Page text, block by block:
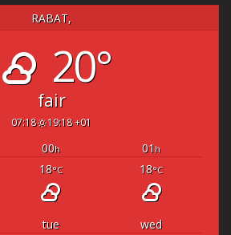
RABAT,
20°
fair
07:18 19:18 +01
00h 01 h
18°C 18°C
tue
wed